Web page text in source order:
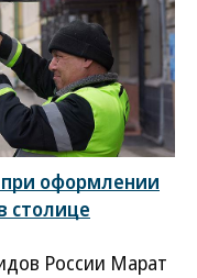
оформлении
столице
России Марат